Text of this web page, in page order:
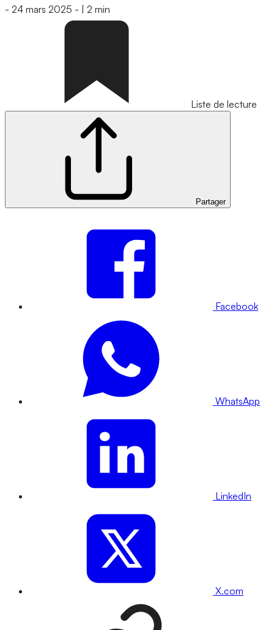
- 24 mars 2025 - 2 min
Liste de lecture
Partager
Facebook
WhatsApp
LinkedIn
X.com